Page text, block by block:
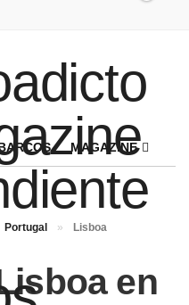
BARCOS MAGAZINE
Portugal » Lisboa
en